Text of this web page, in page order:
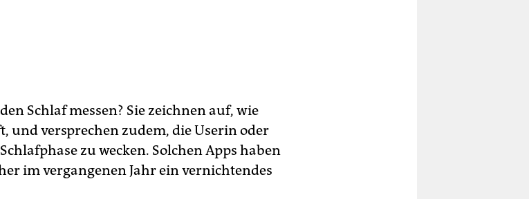
Schlaf messen? Sie zeichnen auf, wie
und versprechen zudem, die Userin oder
zu wecken. Solchen Apps haben
im vergangenen Jahr ein vernichtendes